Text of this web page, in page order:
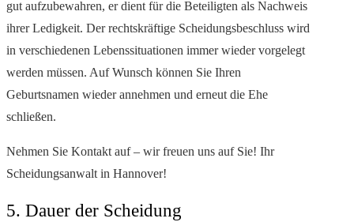
gut aufzubewahren, er dient für die Beteiligten als Nachweis
ihrer Ledigkeit. Der rechtskräftige Scheidungsbeschluss wird
in verschiedenen Lebenssituationen immer wieder vorgelegt
werden müssen. Auf Wunsch können Sie Ihren
Geburtsnamen wieder annehmen und erneut die Ehe
schließen.
Nehmen Sie Kontakt auf – wir freuen uns auf Sie! Ihr
Scheidungsanwalt in Hannover!
5. Dauer der Scheidung